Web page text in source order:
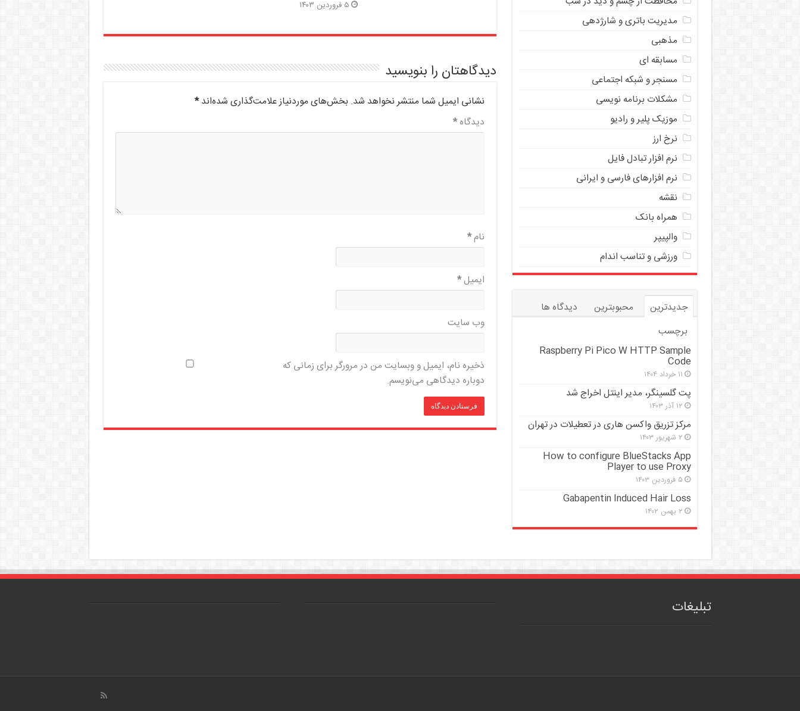
۵ فروردین ۱۴۰۳
دیدگاهتان را بنویسید
نشانی ایمیل شما منتشر نخواهد شد. بخش‌های موردنیاز علامت‌گذاری شده‌اند*
دیدگاه*
نام*
ایمیل*
وب‌ سایت
ذخیره نام، ایمیل و وبسایت من در مرورگر برای زمانی که
دوباره دیدگاهی می‌نویسم.
مدیریت باتری و شارژدهی
مذهبی
مسابقه ای
مسنجر و شبکه اجتماعی
مشکلات برنامه نویسی
موزیک پلیر و رادیو
نرخ ارز
ﻧﺮﻡ ﺍﻓﺰﺍﺭ ﺗﺒﺎﺩﻝ ﻓﺎﻳﻞ
نرم افزارهای فارسی و ایرانی
نقشه
همراه بانک
والپیپر
ورزشی و تناسب اندام
جدیدترین محبوبترین
دیدگاه ها
برچسب
Raspberry Pi Pico W HTTP Sample
Code
۱۱ خرداد ۱۴۰۴
پت گلسینگر، مدیر اینتل اخراج شد
۱۲ آذر ۱۴۰۳
مرکز تزریق واکسن هاری در تعطیلات در تهران
۲ شهریور ۱۴۰۳
How to configure BlueStacks App
Player to use Proxy
۵ فروردین ۱۴۰۳
Gabapentin Induced Hair Loss
۲ بهمن ۱۴۰۲
تبلیغات